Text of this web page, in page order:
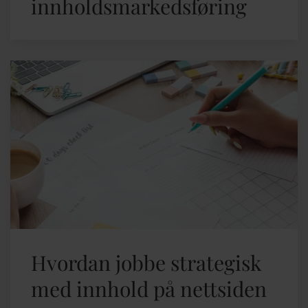
innholdsmarkedsføring
Hvordan jobbe strategisk
med innhold på nettsiden